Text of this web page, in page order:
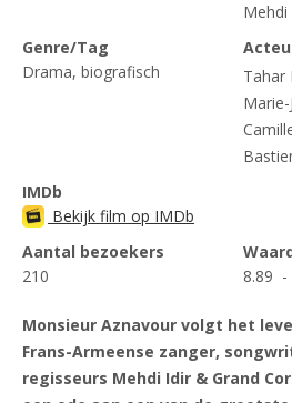
Mehdi
Genre/Tag
Drama, biografisch
Tahar
Marie-
IMDb
Bekijk film op IMDb
Aantal bezoekers
210
8.89
Monsieur Aznavour volgt het
Frans-Armeense zanger,
regisseurs Mehdi Idir & Grand